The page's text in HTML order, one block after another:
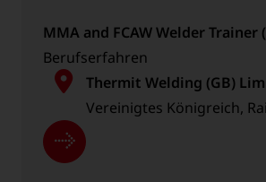
MMA and FCAW Welder Trainer
Berufserfahren
Thermit Welding (GB)
Vereinigtes Königreich,